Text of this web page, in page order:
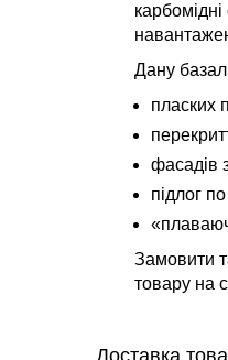
Дану
пласких
фасадів
підлог
Замовити
товару на
Доставка